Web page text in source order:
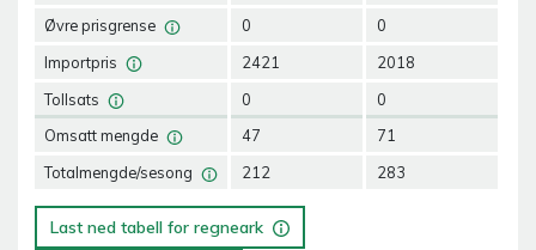
Øvre prisgrense
Importpris
Tollsats
Omsatt mengde
Totalmengde/sesong
0
2421
0
47
212
0
2018
0
71
283
Last ned tabell for regneark